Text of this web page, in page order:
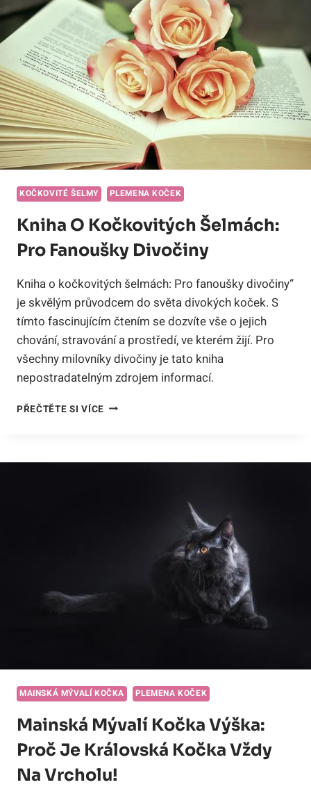
KOČKOVITÉ ŠELMY PLEMENA KOČEK
Kniha O Kočkovitých Šelmách:
Pro Fanoušky Divočiny
Kniha o kočkovitých šelmách: Pro fanoušky divočiny“
je skvělým průvodcem do světa divokých koček. S
tímto fascinujícím čtením se dozvíte vše o jejich
chování, stravování a prostředí, ve kterém žijí. Pro
všechny milovníky divočiny je tato kniha
nepostradatelným zdrojem informací.
PŘEČTĚTE SI VÍCEKNIHA
PRO
MAINSKÁ MÝVALÍ KOČKA PLEMENA KOČEK
Mainská Mývalí Kočka Výška:
Proč Je Královská Kočka Vždy
Na Vrcholu!